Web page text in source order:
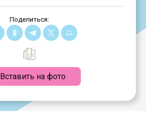
Поделиться:
Вставить на фото